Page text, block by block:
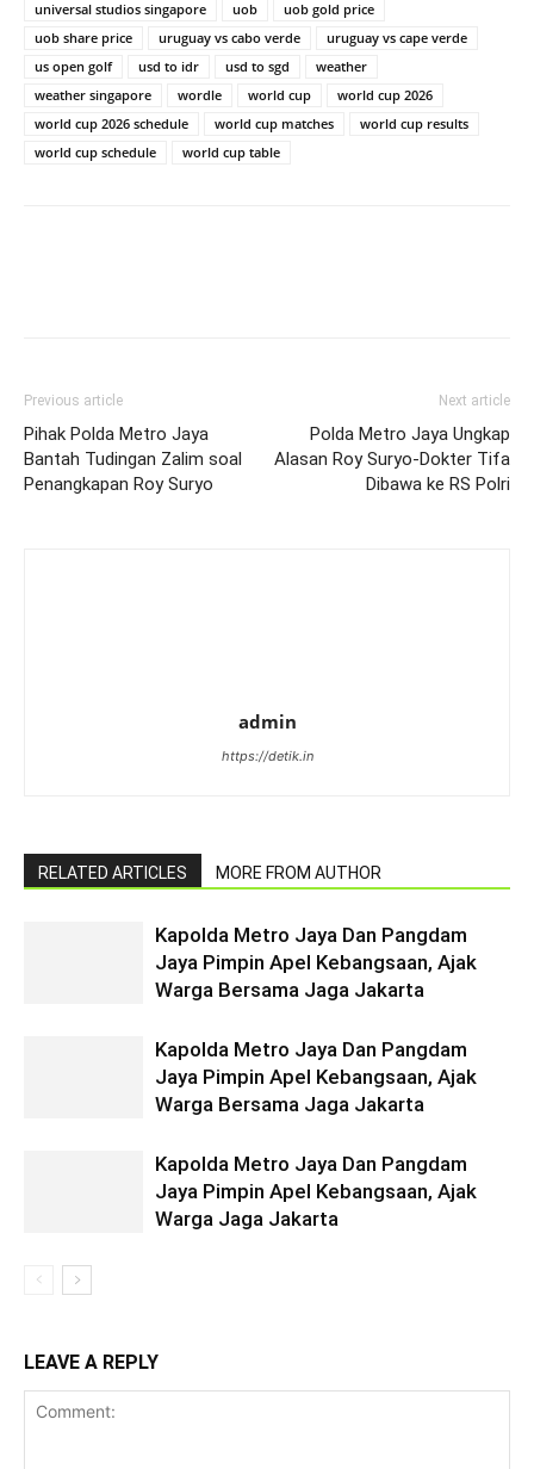
universal studios singapore uob
uob gold price
uob share price
uruguay vs cabo verde
uruguay vs cape verde
us open golf
usd to idr usd to sgd
weather
weather singapore
wordle world cup
world cup 2026
world cup 2026 schedule
world cup matches
world cup results
world cup schedule
world cup table
Previous article
Pihak Polda Metro Jaya
Bantah Tudingan Zalim soal
Penangkapan Roy Suryo
Next article
Polda Metro Jaya Ungkap
Alasan Roy Suryo-Dokter Tifa
Dibawa ke RS Polri
admin
https://detik.in
RELATED ARTICLES MORE FROM AUTHOR
Kapolda Metro Jaya Dan Pangdam
Jaya Pimpin Apel Kebangsaan, Ajak
Warga Bersama Jaga Jakarta
Kapolda Metro Jaya Dan Pangdam
Jaya Pimpin Apel Kebangsaan, Ajak
Warga Bersama Jaga Jakarta
Kapolda Metro Jaya Dan Pangdam
Jaya Pimpin Apel Kebangsaan, Ajak
Warga Jaga Jakarta
LEAVE A REPLY